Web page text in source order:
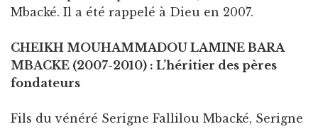
Mbacké. Il a été rappelé à Dieu en 2007.
CHEIKH MOUHAMMADOU LAMINE BARA
MBACKE (2007-2010) : L’héritier des pères
fondateurs
Fils du vénéré Serigne Fallilou Mbacké, Serigne